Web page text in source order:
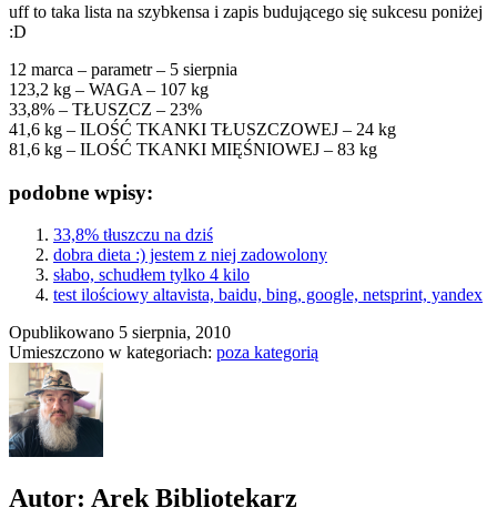
uff to taka lista na szybkensa i zapis budującego się sukcesu poniżej
:D
12 marca – parametr – 5 sierpnia
123,2 kg – WAGA – 107 kg
33,8% – TŁUSZCZ – 23%
41,6 kg – ILOŚĆ TKANKI TŁUSZCZOWEJ – 24 kg
81,6 kg – ILOŚĆ TKANKI MIĘŚNIOWEJ – 83 kg
podobne wpisy:
33,8% tłuszczu na dziś
dobra dieta :) jestem z niej zadowolony
słabo, schudłem tylko 4 kilo
test ilościowy altavista, baidu, bing, google, netsprint, yandex
Opublikowano 5 sierpnia, 2010
Umieszczono w kategoriach: poza kategorią
Autor: Arek Bibliotekarz